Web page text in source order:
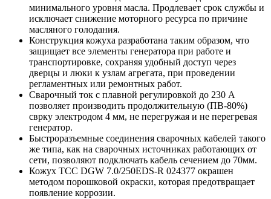
минимального уровня масла. Продлевает срок службы и
исключает снижение моторного ресурса по причине
масляного голодания.
Конструкция кожуха разработана таким образом, что
защищает все элементы генератора при работе и
транспортировке, сохраняя удобный доступ через
дверцы и люки к узлам агрегата, при проведении
регламентных или ремонтных работ.
Сварочный ток с плавной регулировкой до 230 А
позволяет производить продолжительную (ПВ-80%)
сврку электродом 4 мм, не перегружая и не перегревая
генератор.
Быстроразъемные соединения сварочных кабелей такого
же типа, как на сварочных источниках работающих от
сети, позволяют подключать кабель сечением до 70мм.
Кожух ТСС DGW 7.0/250EDS-R 024377 окрашен
методом порошковой окраски, которая предотвращает
появление коррозии.